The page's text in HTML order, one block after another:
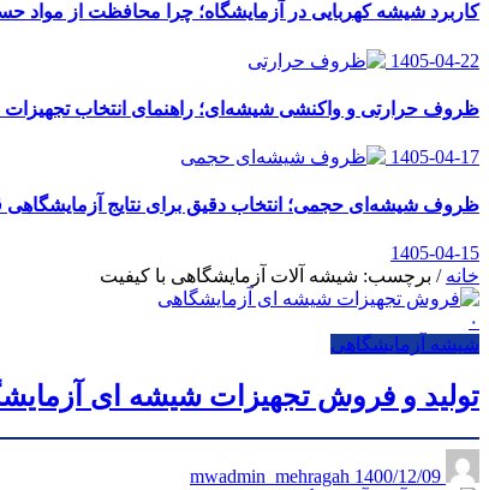
کاربرد شیشه کهربایی در آزمایشگاه؛ چرا محافظت از
1405-04-22
ظروف حرارتی و واکنشی شیشه‌ای؛ راهنمای انتخاب تجهیزات
1405-04-17
ظروف شیشه‌ای حجمی؛ انتخاب دقیق برای نتایج آزمایشگاهی
1405-04-15
خانه / برچسب: شیشه آلات آزمایشگاهی با کیفیت
۰
شیشه آزمایشگاهی
تولید و فروش تجهیزات شیشه ای
1400/12/09